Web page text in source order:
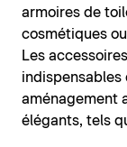
armoires de
cosmétiques
Les
indispensables
aménagement
élégants, tels